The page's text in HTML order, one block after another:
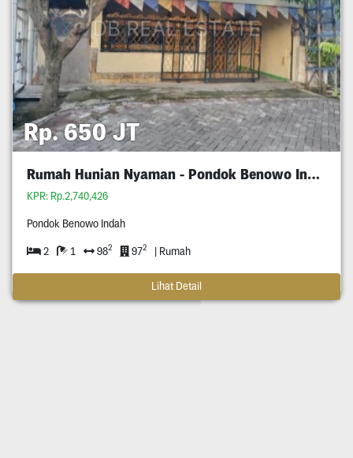
Rp. 650 JT
Rumah Hunian Nyaman - Pondok Benowo Indah
KPR: Rp.2,740,426
Pondok Benowo Indah
2 1 982 972 | Rumah
Lihat Detail